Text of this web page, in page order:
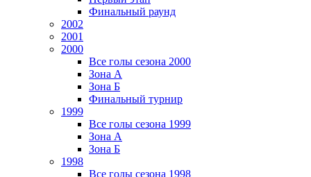
Финальный раунд
2002
2001
2000
Все голы сезона 2000
Зона А
Зона Б
Финальный турнир
1999
Все голы сезона 1999
Зона А
Зона Б
1998
Все голы сезона 1998